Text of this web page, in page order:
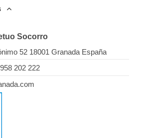
Socorro
52 18001 Granada España
202 222